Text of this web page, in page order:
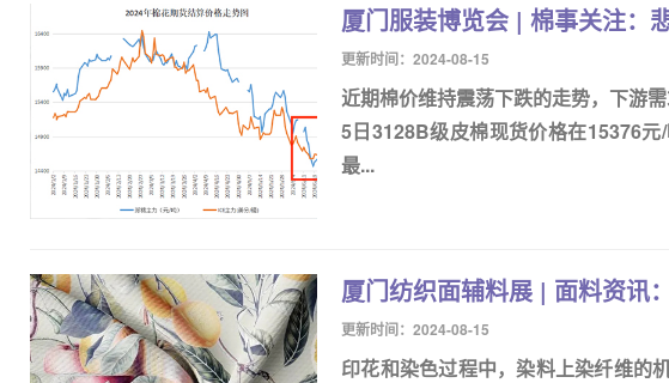
厦门服装博览会 | 棉事关注：
更新时间：2024-08-15
近期棉价维持震荡下跌的走势，下游
5日3128B级皮棉现货价格在15376
最...
厦门纺织面辅料展 | 面料资讯
更新时间：2024-08-15
印花和染色过程中，染料上染纤维的